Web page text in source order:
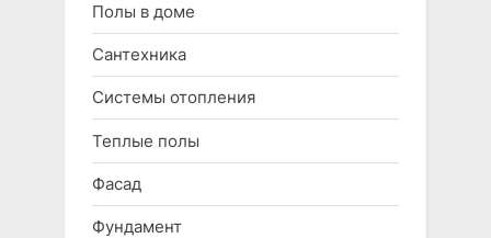
Полы в доме
Сантехника
Системы отопления
Теплые полы
Фасад
Фундамент